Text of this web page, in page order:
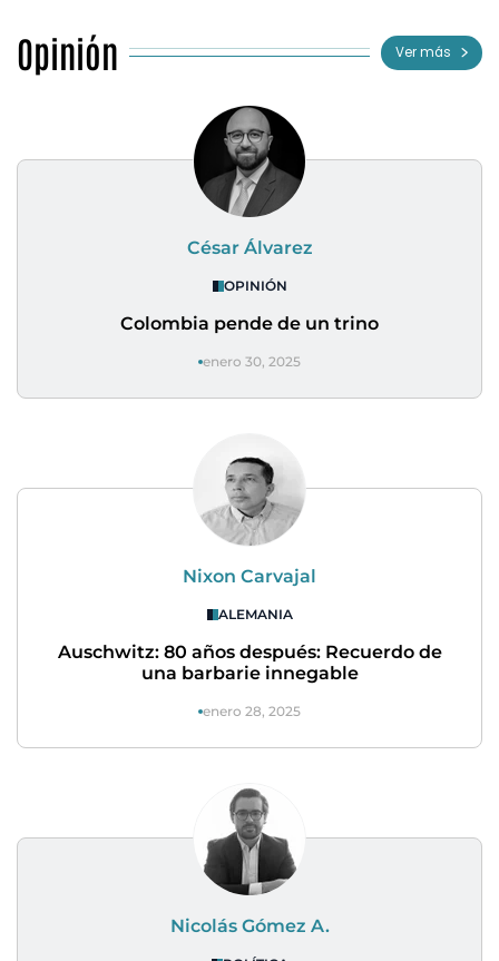
Opinión Ver más
César Álvarez
OPINIÓN
Colombia pende de un trino
enero 30, 2025
Nixon Carvajal
ALEMANIA
Auschwitz: 80 años después: Recuerdo de
una barbarie innegable
enero 28, 2025
Nicolás Gómez A.